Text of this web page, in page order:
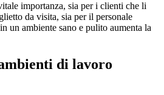
importanza, sia per i clienti che li
da visita, sia per il personale
un ambiente sano e pulito aumenta la
di lavoro